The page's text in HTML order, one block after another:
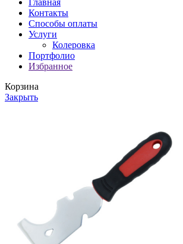
Контакты
Способы оплаты
Услуги
Колеровка
Портфолио
Избранное
Корзина
Закрыть